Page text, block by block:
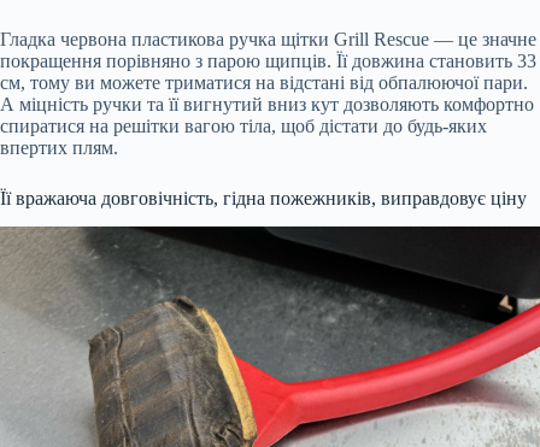
Гладка червона пластикова ручка щітки Grill Rescue — це значне
покращення порівняно з парою щипців. Її довжина становить 33
см, тому ви можете триматися на відстані від обпалюючої пари.
А міцність ручки та її вигнутий вниз кут дозволяють комфортно
спиратися на решітки вагою тіла, щоб дістати до будь-яких
впертих плям.
Її вражаюча довговічність, гідна пожежників, виправдовує ціну